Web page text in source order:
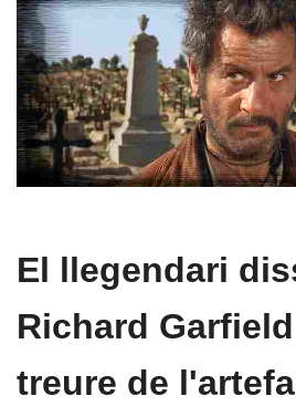
El llegendari
Richard
treure de